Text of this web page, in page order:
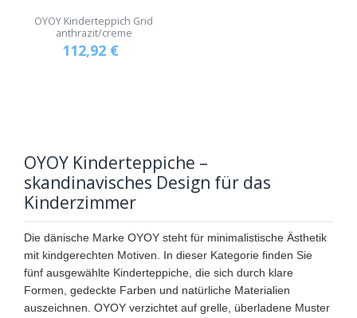
OYOY Kinderteppich Grid
anthrazit/creme
112,92 €
OYOY Kinderteppiche –
skandinavisches Design für das
Kinderzimmer
Die dänische Marke OYOY steht für minimalistische Ästhetik
mit kindgerechten Motiven. In dieser Kategorie finden Sie
fünf ausgewählte Kinderteppiche, die sich durch klare
Formen, gedeckte Farben und natürliche Materialien
auszeichnen. OYOY verzichtet auf grelle, überladene Muster